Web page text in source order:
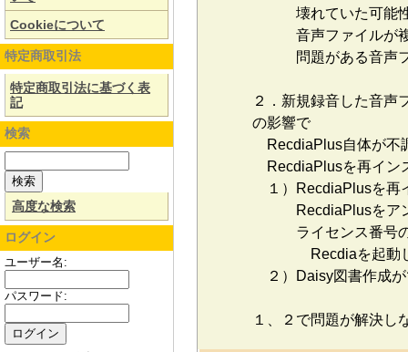
Cookieについて
特定商取引法
特定商取引法に基づく表
記
検索
高度な検索
ログイン
ユーザー名:
パスワード:
壊れていた可能性
音声ファイルが複数
問題がある音声フ
２．新規録音した音声
の影響で
RecdiaPlus自体が不
RecdiaPlusを再イン
１）RecdiaPlusを再
RecdiaPlusをアンイ
ライセンス番号の
Recdiaを起動しヘ
２）Daisy図書作成が
１、２で問題が解決し